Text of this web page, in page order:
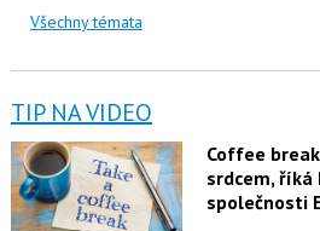
Všechny témata
TIP NA VIDEO
Coffee
srdcem, říká
společnosti